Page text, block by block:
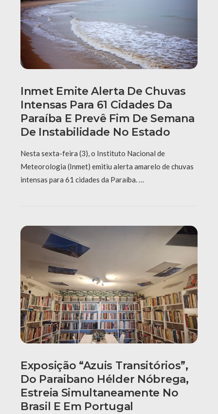
Inmet Emite Alerta De Chuvas
Intensas Para 61 Cidades Da
Paraíba E Prevê Fim De Semana
De Instabilidade No Estado
Nesta sexta-feira (3), o Instituto Nacional de
Meteorologia (Inmet) emitiu alerta amarelo de chuvas
intensas para 61 cidades da Paraíba. …
Exposição “Azuis Transitórios”,
Do Paraibano Hélder Nóbrega,
Estreia Simultaneamente No
Brasil E Em Portugal